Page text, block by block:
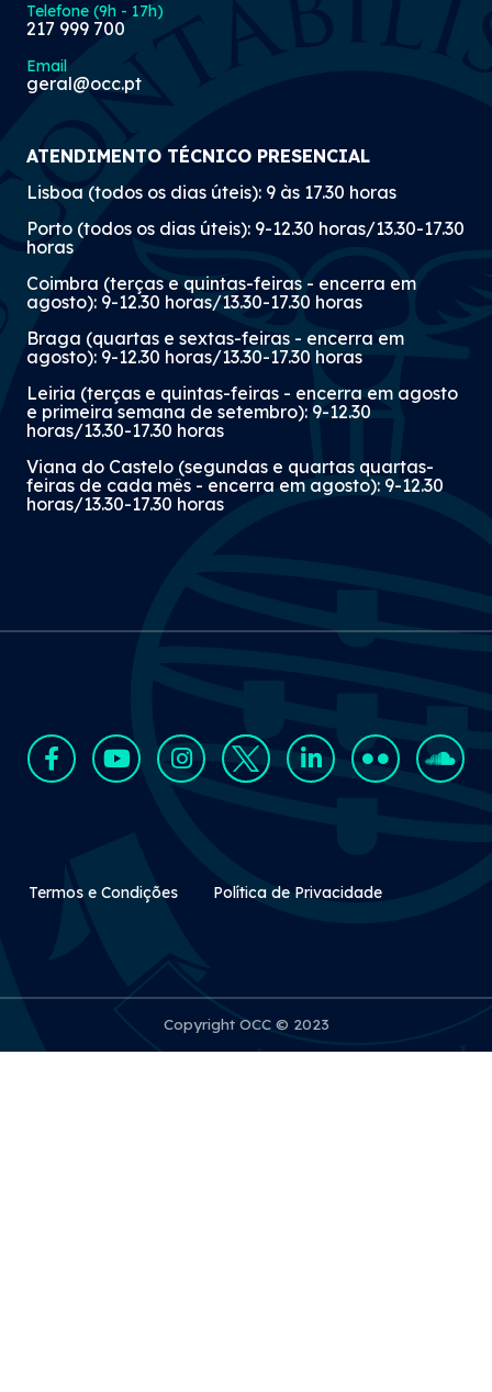
Telefone (9h - 17h)
217 999 700
Email
geral@occ.pt
ATENDIMENTO TÉCNICO PRESENCIAL
Lisboa (todos os dias úteis): 9 às 17.30 horas
Porto (todos os dias úteis): 9-12.30 horas/13.30-17.30
horas
Coimbra (terças e quintas-feiras - encerra em
agosto): 9-12.30 horas/13.30-17.30 horas
Braga (quartas e sextas-feiras - encerra em
agosto): 9-12.30 horas/13.30-17.30 horas
Leiria (terças e quintas-feiras - encerra em agosto
e primeira semana de setembro): 9-12.30
horas/13.30-17.30 horas
Viana do Castelo (segundas e quartas quartas-
feiras de cada mês - encerra em agosto): 9-12.30
horas/13.30-17.30 horas
Rodapé Secundário
Termos e Condições Política de Privacidade
Copyright OCC © 2023